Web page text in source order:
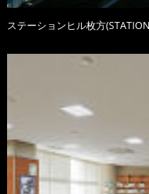
ステーションヒル枚方